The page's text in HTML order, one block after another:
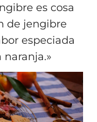
es cosa
de jengibre
especiada